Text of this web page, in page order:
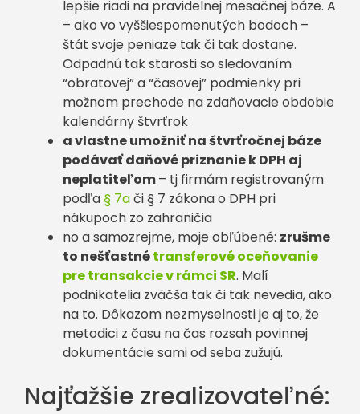
lepšie riadi na pravidelnej mesačnej báze. A
– ako vo vyššiespomenutých bodoch –
štát svoje peniaze tak či tak dostane.
Odpadnú tak starosti so sledovaním
“obratovej” a “časovej” podmienky pri
možnom prechode na zdaňovacie obdobie
kalendárny štvrťrok
a vlastne umožniť na štvrťročnej báze
podávať daňové priznanie k DPH aj
neplatiteľom– tj firmám registrovaným
podľa§ 7ači § 7 zákona o DPH pri
nákupoch zo zahraničia
no a samozrejme, moje obľúbené: zrušme
to nešťastnétransferové oceňovanie
pre transakcie v rámci SR. Malí
podnikatelia zväčša tak či tak nevedia, ako
na to. Dôkazom nezmyselnosti je aj to, že
metodici z času na čas rozsah povinnej
dokumentácie sami od seba zužujú.
Najťažšie zrealizovateľné: